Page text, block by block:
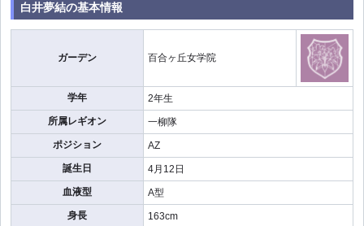
白井夢結の基本情報
ガーデン 百合ヶ丘女学院
学年
2年生
所属レギオン
一柳隊
ポジション
AZ
誕生日
4月12日
血液型
A型
身長
163cm